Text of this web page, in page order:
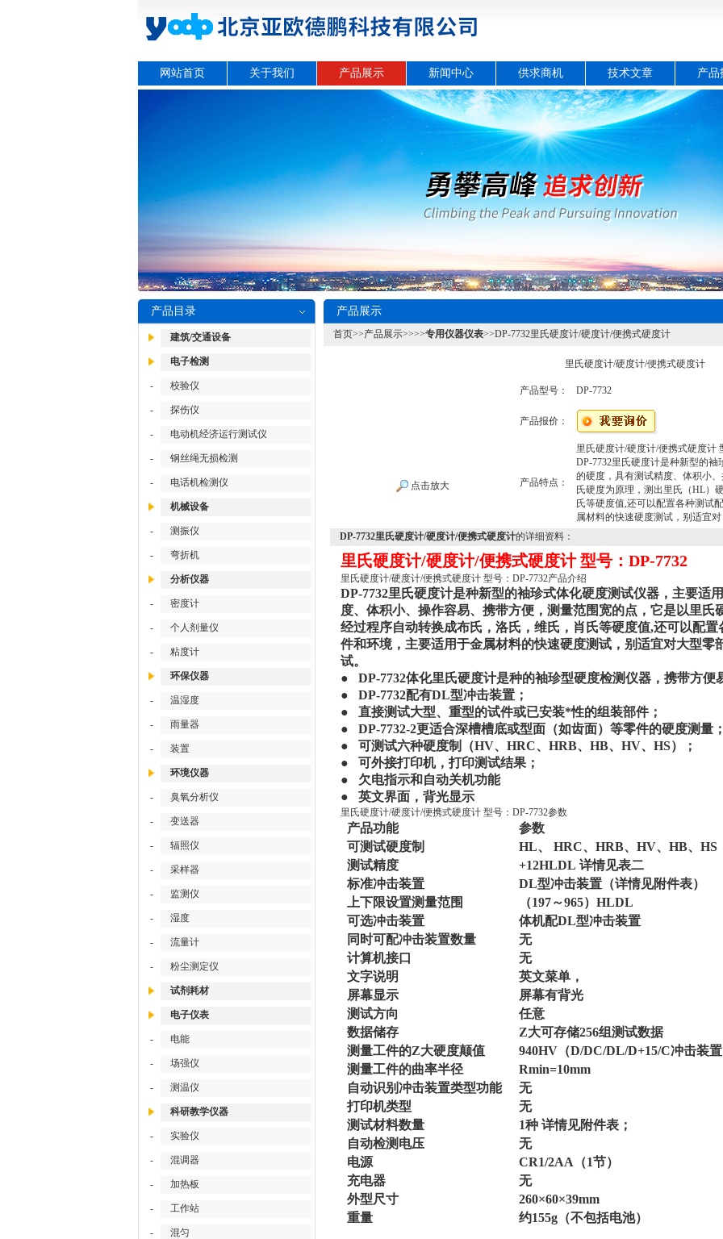
网站首页 关于我们 产品展示 新闻中心 供求商机 技术文章 产品
产品目录
建筑/交通设备
电子检测
- 校验仪
- 探伤仪
- 电动机经济运行测试仪
- 钢丝绳无损检测
- 电话机检测仪
机械设备
- 测振仪
- 弯折机
分析仪器
- 密度计
- 个人剂量仪
- 粘度计
环保仪器
- 温湿度
- 雨量器
- 装置
环境仪器
- 臭氧分析仪
- 变送器
- 辐照仪
- 采样器
- 监测仪
- 湿度
- 流量计
- 粉尘测定仪
试剂耗材
电子仪表
- 电能
- 场强仪
- 测温仪
科研教学仪器
- 实验仪
- 混调器
- 加热板
- 工作站
- 混匀
产品展示
首页>>产品展示>>>>专用仪器仪表>>DP-7732里氏硬度计/硬度计/便携式硬度计
里氏硬度计/硬度计/便携式硬度计
点击放大
产品型号： DP-7732
产品报价：
产品特点：
里氏硬度计/硬度计/便携式硬度计
DP-7732里氏硬度计是种新型的
的硬度，具有测试精度、体积小
氏硬度为原理，测出里氏（HL）
氏等硬度值,还可以配置各种测试
属材料的快速硬度测试，别适宜对
DP-7732里氏硬度计/硬度计/便携式硬度计的详细资料：
里氏硬度计/硬度计/便携式硬度计 型号：DP-7732
里氏硬度计/硬度计/便携式硬度计 型号：DP-7732产品介绍
DP-7732里氏硬度计是种新型的袖珍式体化硬度测试仪器，主要适
度、体积小、操作容易、携带方便，测量范围宽的点，它是以里
经过程序自动转换成布氏，洛氏，维氏，肖氏等硬度值,还可以配
件和环境，主要适用于金属材料的快速硬度测试，别适宜对大型零
试。
● DP-7732体化里氏硬度计是种的袖珍型硬度检测仪器，携带方便
● DP-7732配有DL型冲击装置；
● 直接测试大型、重型的试件或已安装*性的组装部件；
● DP-7732-2更适合深槽槽底或型面（如齿面）等零件的硬度测量
● 可测试六种硬度制（HV、HRC、HRB、HB、HV、HS）；
● 可外接打印机，打印测试结果；
● 欠电指示和自动关机功能
● 英文界面，背光显示
里氏硬度计/硬度计/便携式硬度计 型号：DP-7732参数
产品功能
参数
可测试硬度制
HL、 HRC、HRB、HV、HB、HS
测试精度
+12HLDL 详情见表二
标准冲击装置
DL型冲击装置（详情见附件表）
上下限设置测量范围
（197～965）HLDL
可选冲击装置
体机配DL型冲击装置
同时可配冲击装置数量
无
计算机接口
无
文字说明
英文菜单，
屏幕显示
屏幕有背光
测试方向
任意
数据储存
Z大可存储256组测试数据
测量工件的Z大硬度颠值
940HV（D/DC/DL/D+15/C冲击装
测量工件的曲率半径
Rmin=10mm
自动识别冲击装置类型功能
无
打印机类型
无
测试材料数量
1种 详情见附件表；
自动检测电压
无
电源
CR1/2AA（1节）
充电器
无
外型尺寸
260×60×39mm
重量
约155g（不包括电池）